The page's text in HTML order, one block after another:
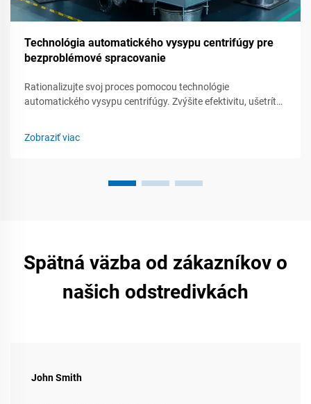
Technológia automatického vysypu centrifúgy pre
bezproblémové spracovanie
Rationalizujte svoj proces pomocou technológie
automatického vysypu centrifúgy. Zvýšite efektivitu, ušetríte
Zobraziť viac
Spätná väzba od zákazníkov o
našich odstredivkách
John Smith